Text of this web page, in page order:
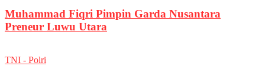
Muhammad Fiqri Pimpin Garda Nusantara
Preneur Luwu Utara
TNI - Polri